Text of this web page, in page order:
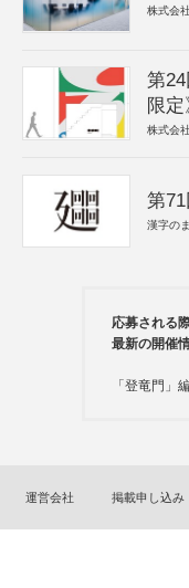
株式会
第
限定
株式会
第
漢字の
応募される
最新の開催
「登竜門」
運営会社 掲載申し込み